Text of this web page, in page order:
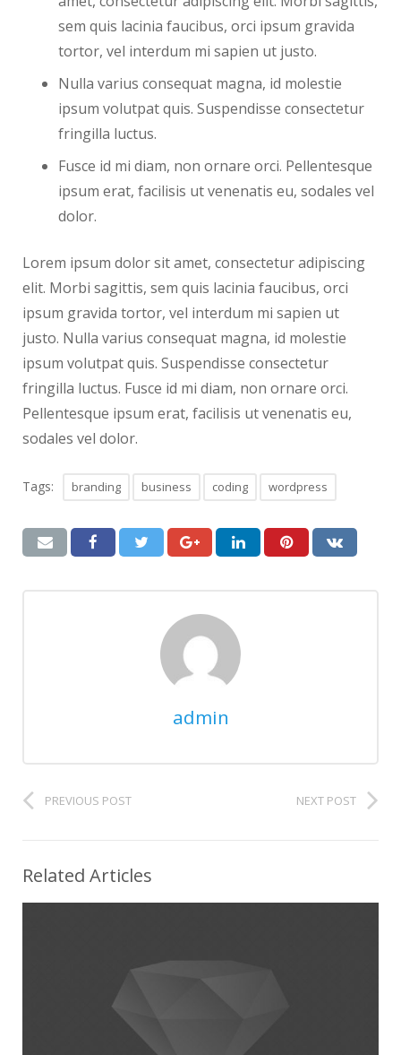
sem quis lacinia faucibus, orci ipsum gravida
tortor, vel interdum mi sapien ut justo.
Nulla varius consequat magna, id molestie
ipsum volutpat quis. Suspendisse consectetur
fringilla luctus.
Fusce id mi diam, non ornare orci. Pellentesque
ipsum erat, facilisis ut venenatis eu, sodales vel
dolor.
Lorem ipsum dolor sit amet, consectetur adipiscing
elit. Morbi sagittis, sem quis lacinia faucibus, orci
ipsum gravida tortor, vel interdum mi sapien ut
justo. Nulla varius consequat magna, id molestie
ipsum volutpat quis. Suspendisse consectetur
fringilla luctus. Fusce id mi diam, non ornare orci.
Pellentesque ipsum erat, facilisis ut venenatis eu,
sodales vel dolor.
Tags: branding business coding wordpress
admin
PREVIOUS POST NEXT POST
Related Articles